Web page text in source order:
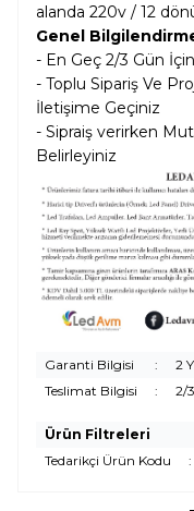
alanda 220v / 12
Genel
- En Geç 2/3 Gün
- Toplu Sipariş Ve
İletişime Geçiniz
- Sipraiş verirken
Belirleyiniz
Garanti Bilgisi :
2
Teslimat Bilgisi
: 2/
Ürün Filtreleri
Tedarikçi Ürün Kodu
: